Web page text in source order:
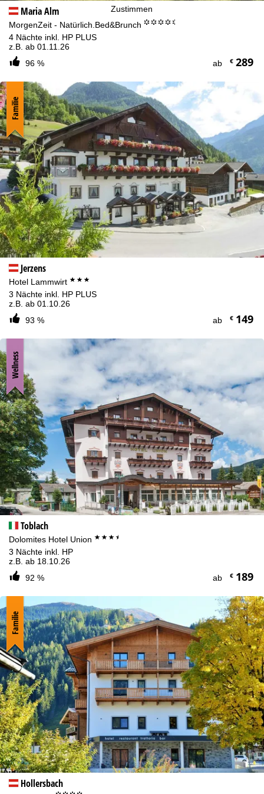
Zustimmen
Maria Alm
MorgenZeit - Natürlich.Bed&Brunch °°°°.
4 Nächte inkl. HP PLUS
z.B. ab 01.11.26
96 %
ab €289
Jerzens
Hotel Lammwirt ***
3 Nächte inkl. HP PLUS
z.B. ab 01.10.26
93 %
ab €149
Familie
Toblach
Dolomites Hotel Union ***+
3 Nächte inkl. HP
z.B. ab 18.10.26
92 %
ab €189
Wellness
Hollersbach
Familie